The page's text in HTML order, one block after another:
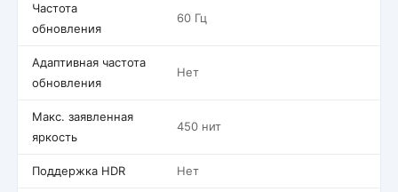
Частота
обновления
60 Гц
Адаптивная частота
обновления
Нет
Макс. заявленная
яркость
450 нит
Поддержка HDR Нет